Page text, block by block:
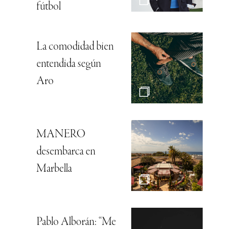
fútbol
La comodidad bien
entendida según
Aro
MANERO
desembarca en
Marbella
Pablo Alborán: “Me